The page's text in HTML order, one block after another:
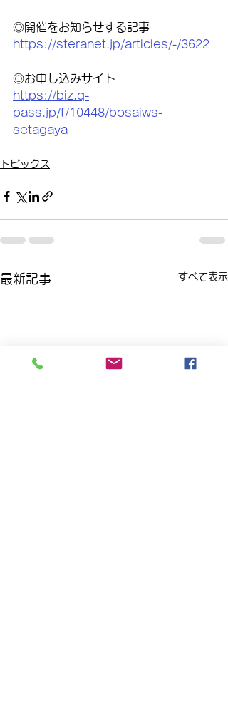
◎開催をお知らせする記事
https://steranet.jp/articles/-/3622
◎お申し込みサイト
https://biz.q-
pass.jp/f/10448/bosaiws-
setagaya
トピックス
最新記事 すべて表示